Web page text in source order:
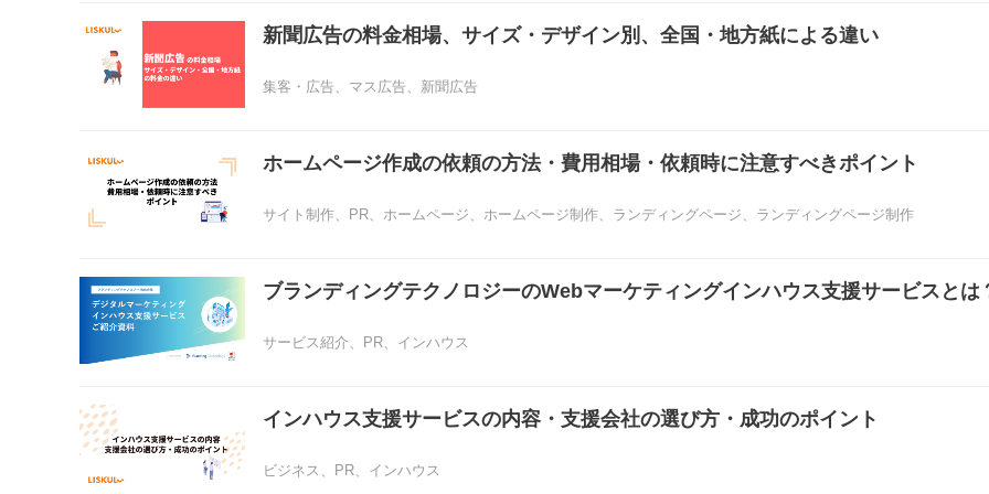
新聞広告の料金相場、サイズ・デザイン別、全国・地方紙による違い
集客・広告、 マス広告、 新聞広告
ホームページ作成の依頼の方法・費用相場・依頼時に注意すべきポイント
サイト制作、 PR、 ホームページ、 ホームページ制作、 ランディングページ、 ランディングページ制作
ブランディングテクノロジーのWebマーケティングインハウス支援サービスとは
サービス紹介、 PR、 インハウス
インハウス支援サービスの内容・支援会社の選び方・成功のポイント
ビジネス 、 PR、 インハウス